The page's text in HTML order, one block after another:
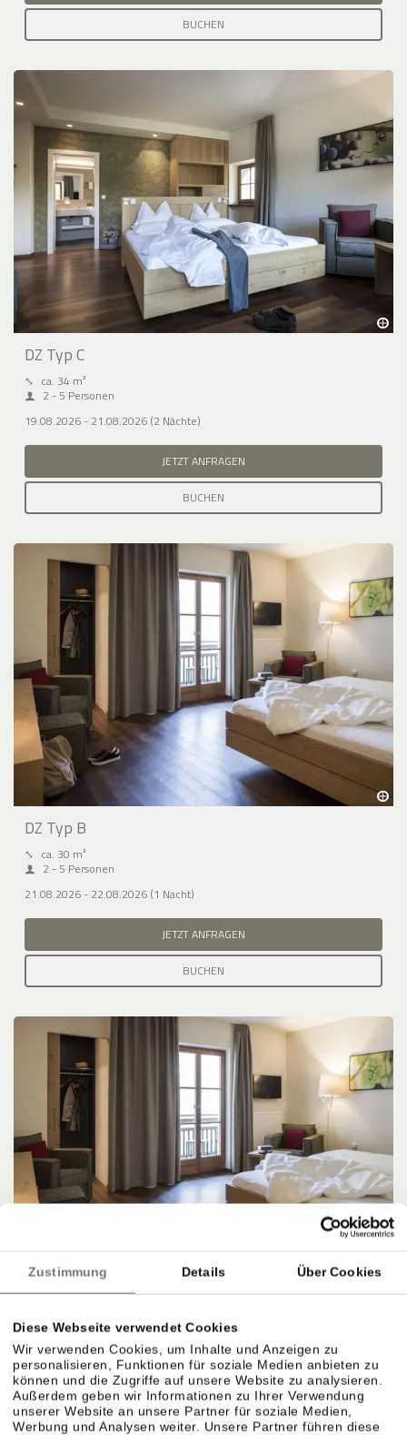
Zustimmung Details Über Cookies
Diese Webseite verwendet Cookies
Wir verwenden Cookies, um Inhalte und Anzeigen zu
personalisieren, Funktionen für soziale Medien anbieten zu
können und die Zugriffe auf unsere Website zu analysieren.
Außerdem geben wir Informationen zu Ihrer Verwendung
unserer Website an unsere Partner für soziale Medien,
Werbung und Analysen weiter. Unsere Partner führen diese
BUCHEN
DZ Typ C
⤡ ca. 34 m²
2 - 5 Personen
19.08.2026 - 21.08.2026 (2 Nächte)
JETZT ANFRAGEN
BUCHEN
DZ Typ B
⤡ ca. 30 m²
2 - 5 Personen
21.08.2026 - 22.08.2026 (1 Nacht)
JETZT ANFRAGEN
BUCHEN
DZ Typ B
⤡ ca. 30 m²
2 - 5 Personen
22.08.2026 - 23.08.2026 (1 Nacht)
JETZT ANFRAGEN